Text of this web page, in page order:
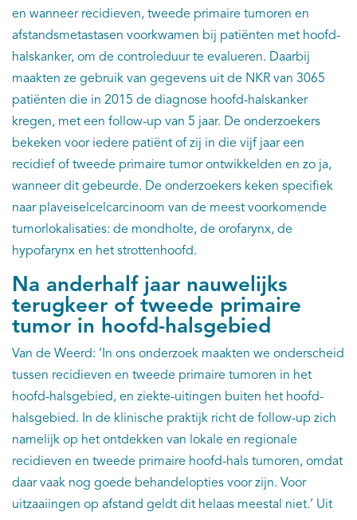
en wanneer recidieven, tweede primaire tumoren en
afstandsmetastasen voorkwamen bij patiënten met hoofd-
halskanker, om de controleduur te evalueren. Daarbij
maakten ze gebruik van gegevens uit de NKR van 3065
patiënten die in 2015 de diagnose hoofd-halskanker
kregen, met een follow-up van 5 jaar. De onderzoekers
bekeken voor iedere patiënt of zij in die vijf jaar een
recidief of tweede primaire tumor ontwikkelden en zo ja,
wanneer dit gebeurde. De onderzoekers keken specifiek
naar plaveiselcelcarcinoom van de meest voorkomende
tumorlokalisaties: de mondholte, de orofarynx, de
hypofarynx en het strottenhoofd.
Na anderhalf jaar nauwelijks
terugkeer of tweede primaire
tumor in hoofd-halsgebied
Van de Weerd: ‘In ons onderzoek maakten we onderscheid
tussen recidieven en tweede primaire tumoren in het
hoofd-halsgebied, en ziekte-uitingen buiten het hoofd-
halsgebied. In de klinische praktijk richt de follow-up zich
namelijk op het ontdekken van lokale en regionale
recidieven en tweede primaire hoofd-hals tumoren, omdat
daar vaak nog goede behandelopties voor zijn. Voor
uitzaaiingen op afstand geldt dit helaas meestal niet.’ Uit